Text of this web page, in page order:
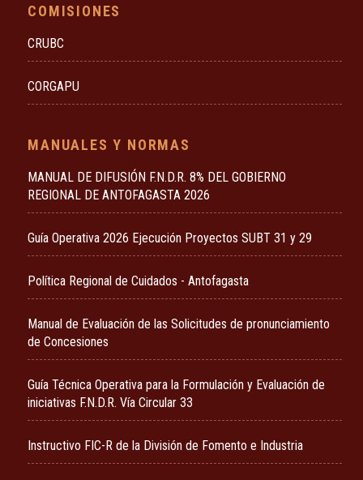
COMISIONES
CRUBC
CORGAPU
MANUALES Y NORMAS
MANUAL DE DIFUSIÓN F.N.D.R. 8% DEL GOBIERNO
REGIONAL DE ANTOFAGASTA 2026
Guía Operativa 2026 Ejecución Proyectos SUBT 31 y 29
Política Regional de Cuidados - Antofagasta
Manual de Evaluación de las Solicitudes de pronunciamiento
de Concesiones
Guía Técnica Operativa para la Formulación y Evaluación de
iniciativas F.N.D.R. Vía Circular 33
Instructivo FIC-R de la División de Fomento e Industria